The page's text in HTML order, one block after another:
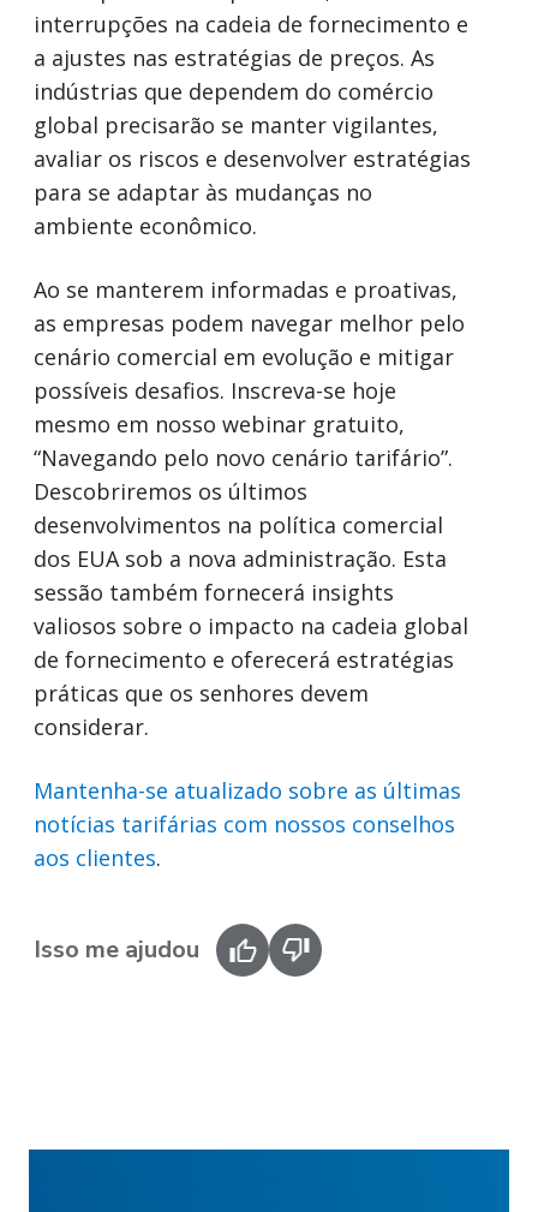
interrupções na cadeia de fornecimento e
a ajustes nas estratégias de preços. As
indústrias que dependem do comércio
global precisarão se manter vigilantes,
avaliar os riscos e desenvolver estratégias
para se adaptar às mudanças no
ambiente econômico.
Ao se manterem informadas e proativas,
as empresas podem navegar melhor pelo
cenário comercial em evolução e mitigar
possíveis desafios. Inscreva-se hoje
mesmo em nosso webinar gratuito,
“Navegando pelo novo cenário tarifário”.
Descobriremos os últimos
desenvolvimentos na política comercial
dos EUA sob a nova administração. Esta
sessão também fornecerá insights
valiosos sobre o impacto na cadeia global
de fornecimento e oferecerá estratégias
práticas que os senhores devem
considerar.
Mantenha-se atualizado sobre as últimas
notícias tarifárias com nossos conselhos
aos clientes.
Isso me ajudou